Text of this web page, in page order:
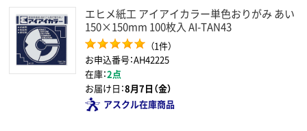
エヒメ紙工 アイアイカラー単色おりがみ あい
150×150mm 100枚入 AI-TAN43
（1件）
お申込番号：AH42225
在庫：2点
お届け日：8月7日（金）
アスクル在庫商品